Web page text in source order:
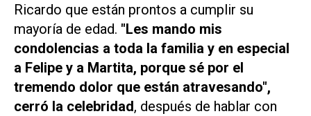
Ricardo que están prontos a cumplir su
mayoría de edad. "Les mando mis
condolencias a toda la familia y en especial
a Felipe y a Martita, porque sé por el
tremendo dolor que están atravesando",
cerró la celebridad, después de hablar con